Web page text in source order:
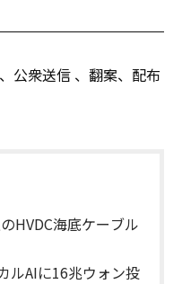
公衆送信 、翻案、配布
HVDC海底ケーブル
ルAIに16兆ウォン投